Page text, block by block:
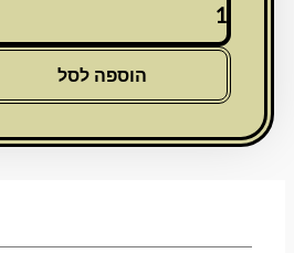
לשמן
ס"מ
הוספה לסל